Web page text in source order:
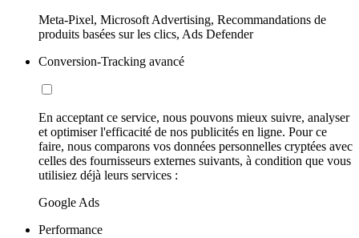
Meta-Pixel, Microsoft Advertising, Recommandations de
produits basées sur les clics, Ads Defender
Conversion-Tracking avancé
En acceptant ce service, nous pouvons mieux suivre, analyser
et optimiser l'efficacité de nos publicités en ligne. Pour ce
faire, nous comparons vos données personnelles cryptées avec
celles des fournisseurs externes suivants, à condition que vous
utilisiez déjà leurs services :
Google Ads
Performance